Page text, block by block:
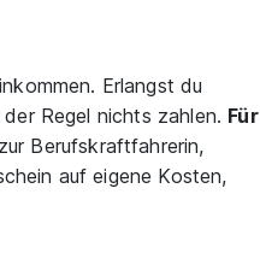
Erlangst du
Regel nichts zahlen. Für
Berufskraftfahrerin,
auf eigene Kosten,